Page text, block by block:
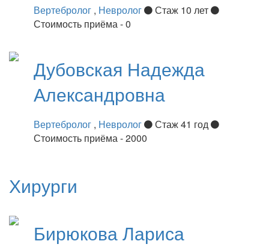
Вертебролог , Невролог
Стаж 10 лет
Стоимость приёма - 0
Дубовская Надежда
Александровна
Вертебролог , Невролог
Стаж 41 год
Стоимость приёма - 2000
Хирурги
БирюковаЛариса